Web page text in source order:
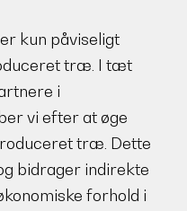
kun påviseligt
træ. I tæt
i
vi efter at øge
træ. Dette
bidrager indirekte
forhold i